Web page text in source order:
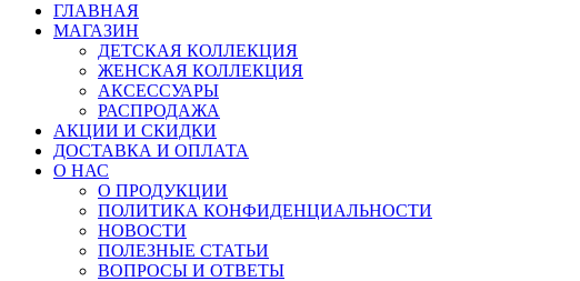
ГЛАВНАЯ
МАГАЗИН
ДЕТСКАЯ КОЛЛЕКЦИЯ
ЖЕНСКАЯ КОЛЛЕКЦИЯ
АКСЕССУАРЫ
РАСПРОДАЖА
АКЦИИ И СКИДКИ
ДОСТАВКА И ОПЛАТА
О НАС
О ПРОДУКЦИИ
ПОЛИТИКА КОНФИДЕНЦИАЛЬНОСТИ
НОВОСТИ
ПОЛЕЗНЫЕ СТАТЬИ
ВОПРОСЫ И ОТВЕТЫ